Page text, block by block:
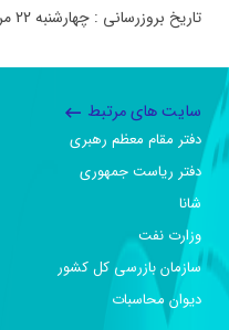
تاریخ بروزرسانی : چهارشنبه 22 مرداد 1404
سایت های مرتبط
دفتر مقام معظم رهبری
دفتر ریاست جمهوری
شانا
وزارت نفت
سازمان بازرسی کل کشور
دیوان محاسبات